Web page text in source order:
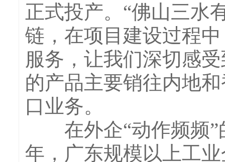
正式投产。“佛山三水
链，在项目建设过程
服务，让我们深切感
的产品主要销往内地
口业务。
在外企“动作频频”
年，广东规模以上工